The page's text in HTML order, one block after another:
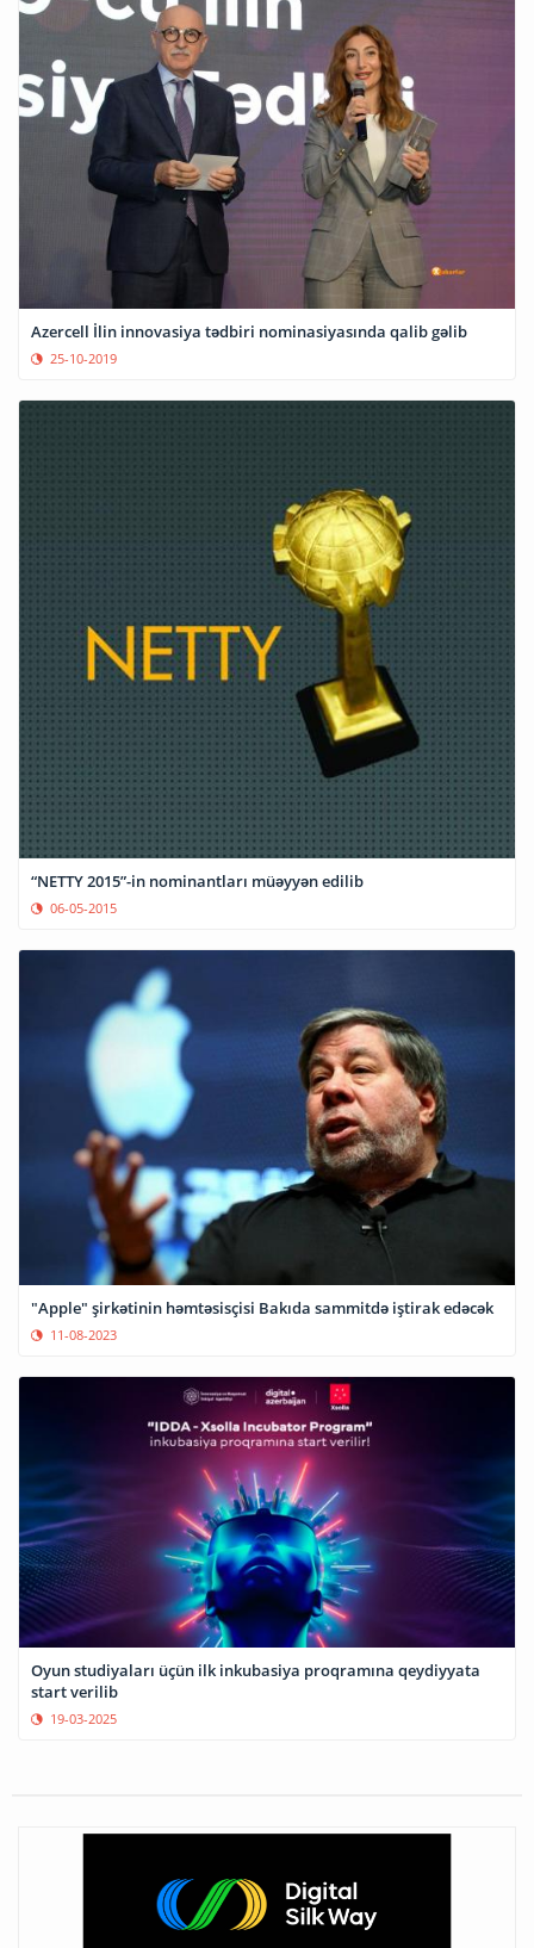
Azercell İlin innovasiya tədbiri nominasiyasında qalib gəlib
25-10-2019
“NETTY 2015”-in nominantları müəyyən edilib
06-05-2015
"Apple" şirkətinin həmtəsisçisi Bakıda sammitdə iştirak edəcək
11-08-2023
Oyun studiyaları üçün ilk inkubasiya proqramına qeydiyyata
start verilib
19-03-2025